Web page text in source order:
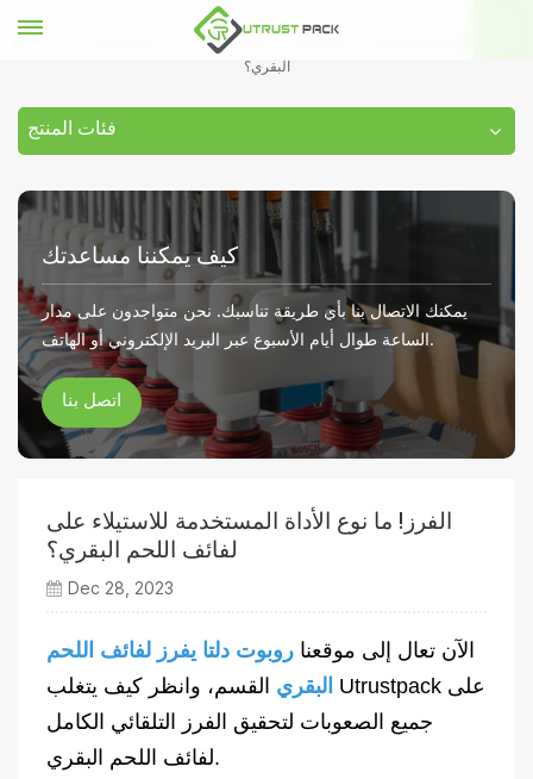
الفرز! ما نوع الأداة المستخدمة للاستيلاء على لفائف اللحم
البقري؟
فئات المنتج
كيف يمكننا مساعدتك
يمكنك الاتصال بنا بأي طريقة تناسبك. نحن متواجدون على مدار
الساعة طوال أيام الأسبوع عبر البريد الإلكتروني أو الهاتف.
اتصل بنا
الفرز! ما نوع الأداة المستخدمة للاستيلاء على
لفائف اللحم البقري؟
Dec 28, 2023
الآن تعال إلى موقعنا روبوت دلتا يفرز لفائف اللحم
البقري القسم، وانظر كيف يتغلب Utrustpack على
جميع الصعوبات لتحقيق الفرز التلقائي الكامل
لفائف اللحم البقري.